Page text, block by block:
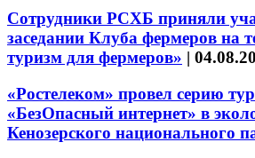
Сотрудники РСХБ приняли
заседании Клуба фермеров на
туризм для фермеров» |
«Ростелеком» провел серию
«БезОпасный интернет» в
Кенозерского национального